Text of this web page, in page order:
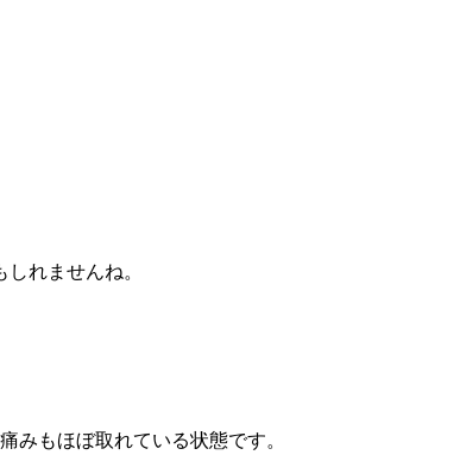
れませんね。
みもほぼ取れている状態です。